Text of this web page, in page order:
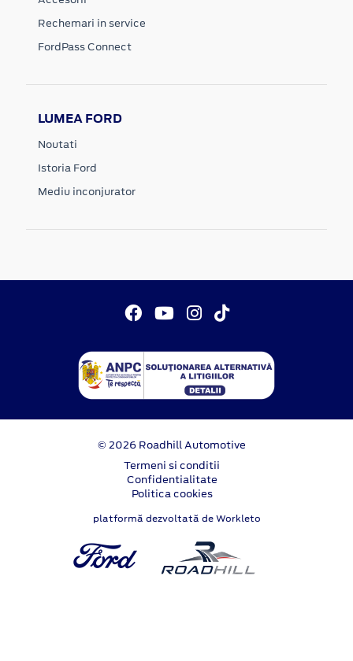
Rechemari in service
FordPass Connect
LUMEA FORD
Noutati
Istoria Ford
Mediu inconjurator
© 2026 Roadhill Automotive
Termeni si conditii
Confidentialitate
Politica cookies
platformă dezvoltată de Workleto